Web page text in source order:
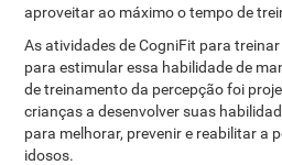
aproveitar ao máximo o tempo de
As atividades de CogniFit para
para estimular essa habilidade de
de treinamento da percepção foi
crianças a desenvolver suas
para melhorar, prevenir e reabilitar a
idosos.